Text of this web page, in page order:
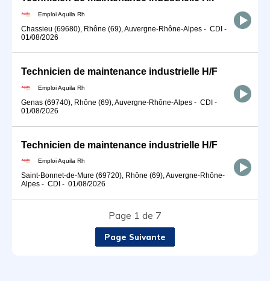
Emploi Aquila Rh
Chassieu (69680), Rhône (69), Auvergne-Rhône-Alpes - CDI -
01/08/2026
Technicien de maintenance industrielle H/F
Emploi Aquila Rh
Genas (69740), Rhône (69), Auvergne-Rhône-Alpes - CDI -
01/08/2026
Technicien de maintenance industrielle H/F
Emploi Aquila Rh
Saint-Bonnet-de-Mure (69720), Rhône (69), Auvergne-Rhône-
Alpes - CDI - 01/08/2026
Page 1 de 7
Page Suivante